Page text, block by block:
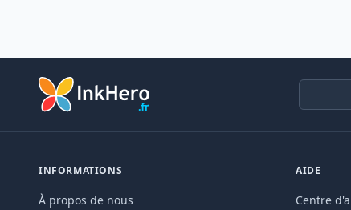
INFORMATIONS
À propos de nous
AIDE
Centre